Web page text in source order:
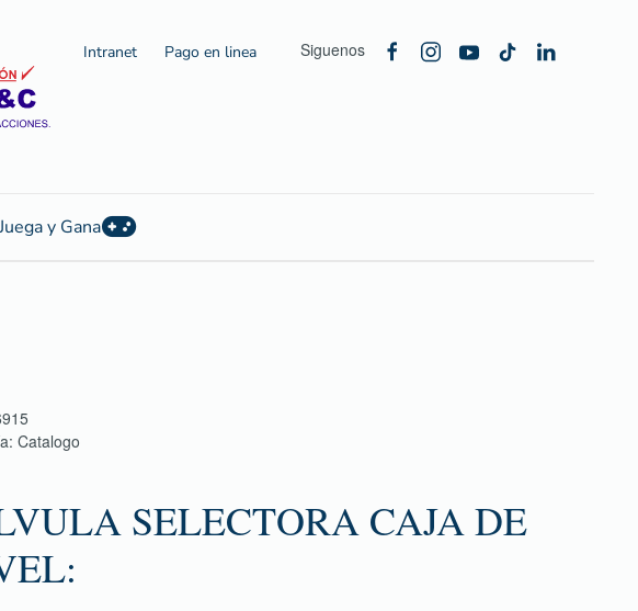
Intranet Pago en linea Siguenos
Juega y Gana
Catalogo
SELECTORA CAJA DE